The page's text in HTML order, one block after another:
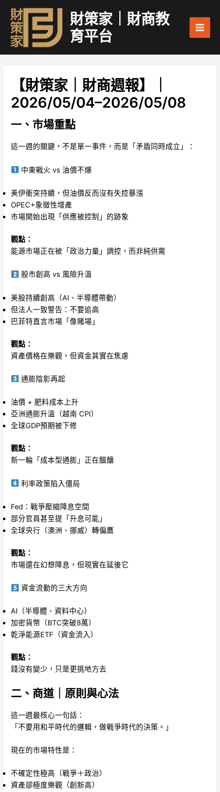
內
財策家｜財商教
育平台
【財策家｜財商週報】｜
2026/05/04–2026/05/08
一、市場重點
這一週的關鍵，不是單一事件，而是「矛盾同時成立」：
中東戰火 vs 油價不爆
美伊衝突持續，但油價反而沒有失控暴漲
OPEC+象徵性增產
市場開始出現「供應被控制」的跡象
觀點：
能源市場正在被「政治力量」調控，而非純供需
股市創高 vs 風險升溫
美股持續創高（AI、半導體帶動）
但法人一致警告：不要追高
巴菲特直言市場「像賭場」
觀點：
資產價格在樂觀，但資金其實在焦慮
通膨陰影再起
油價 + 肥料成本上升
亞洲通膨升溫（越南 CPI）
全球GDP預期被下修
觀點：
新一輪「成本型通膨」正在醞釀
利率政策陷入僵局
Fed：戰爭壓縮降息空間
部分官員甚至提「升息可能」
全球央行（澳洲、挪威）轉偏鷹
觀點：
市場還在幻想降息，但現實在延後它
資金流動的三大方向
AI（半導體、資料中心）
加密貨幣（BTC突破8萬）
乾淨能源ETF（資金流入）
觀點：
錢沒有變少，只是更挑地方去
二、商道｜原則與心法
這一週最核心一句話：
「不要用和平時代的邏輯，做戰爭時代的決策。」
現在的市場特性是：
不確定性極高（戰爭＋政治）
資產卻極度樂觀（創新高）